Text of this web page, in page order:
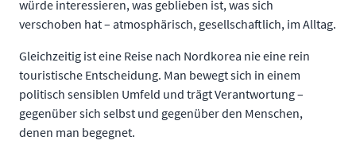
würde interessieren, was geblieben ist, was sich
verschoben hat – atmosphärisch, gesellschaftlich, im Alltag.
Gleichzeitig ist eine Reise nach Nordkorea nie eine rein
touristische Entscheidung. Man bewegt sich in einem
politisch sensiblen Umfeld und trägt Verantwortung –
gegenüber sich selbst und gegenüber den Menschen,
denen man begegnet.